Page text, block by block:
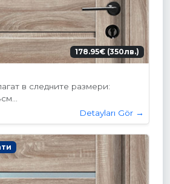
178.95€ (350лв.)
в следните размери:
Detayları Gör →